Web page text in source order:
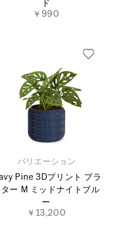
ド
￥990
バリエーション
Pine 3Dプリント プラ
ター M ミッドナイトブル
ー
￥13,200